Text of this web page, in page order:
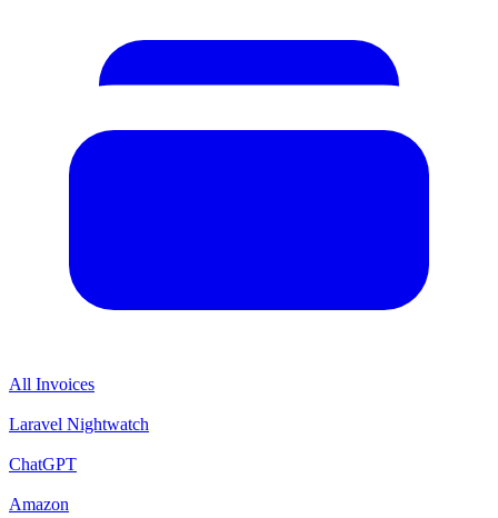
All Invoices
Laravel Nightwatch
ChatGPT
Amazon